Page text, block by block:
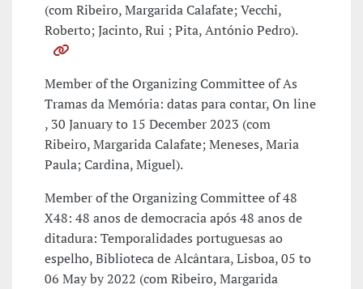
(com Ribeiro, Margarida Calafate; Vecchi,
Roberto; Jacinto, Rui ; Pita, António Pedro).
Member of the Organizing Committee of As
Tramas da Memória: datas para contar, On line
, 30 January to 15 December 2023 (com
Ribeiro, Margarida Calafate; Meneses, Maria
Paula; Cardina, Miguel).
Member of the Organizing Committee of 48
X48: 48 anos de democracia após 48 anos de
ditadura: Temporalidades portuguesas ao
espelho, Biblioteca de Alcântara, Lisboa, 05 to
06 May by 2022 (com Ribeiro, Margarida